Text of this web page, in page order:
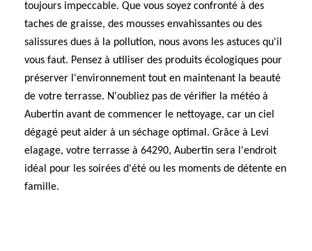
toujours impeccable. Que vous soyez confronté à des
taches de graisse, des mousses envahissantes ou des
salissures dues à la pollution, nous avons les astuces qu'il
vous faut. Pensez à utiliser des produits écologiques pour
préserver l'environnement tout en maintenant la beauté
de votre terrasse. N'oubliez pas de vérifier la météo à
Aubertin avant de commencer le nettoyage, car un ciel
dégagé peut aider à un séchage optimal. Grâce à Levi
elagage, votre terrasse à 64290, Aubertin sera l'endroit
idéal pour les soirées d'été ou les moments de détente en
famille.